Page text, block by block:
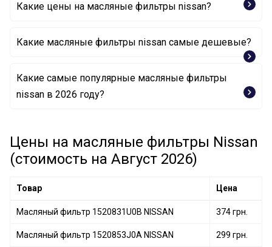
Какие цены на масляные фильтры nissan?
Какие масляные фильтры nissan самые дешевые?
Масляный фильтр 1520853J0A NISSAN
Масляный фильтр 15208H8991 NISSAN
Какие самые популярные масляные фильтры
nissan в 2026 году?
Масляный фильтр 1520865F0E NISSAN
Масляный фильтр 1520831U0B NISSAN
Масляный фильтр 1520853J0A NISSAN
Цены на масляные фильтры Nissan
(стоимость на Август 2026)
Товар Цена
Масляный фильтр 1520831U0B NISSAN 374 грн.
Масляный фильтр 1520853J0A NISSAN 299 грн.